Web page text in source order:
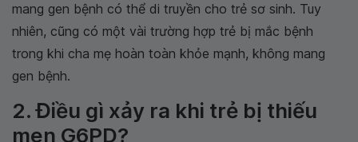
mang gen bệnh có thể di truyền cho trẻ sơ sinh. Tuy
nhiên, cũng có một vài trường hợp trẻ bị mắc bệnh
trong khi cha mẹ hoàn toàn khỏe mạnh, không mang
gen bệnh.
2. Điều gì xảy ra khi trẻ bị thiếu
men G6PD?